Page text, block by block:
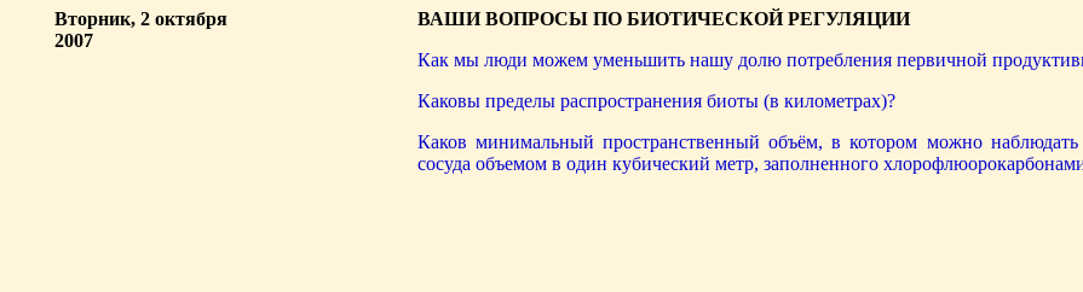
Вторник, 2 октября
2007
ВАШИ ВОПРОСЫ ПО БИОТИЧЕСКОЙ РЕГУЛЯЦИИ
Как мы люди можем уменьшить нашу долю потребления первичной
Каковы пределы распространения биоты (в километрах)?
Каков минимальный пространственный объём, в котором можно
сосуда объемом в один кубический метр, заполненного